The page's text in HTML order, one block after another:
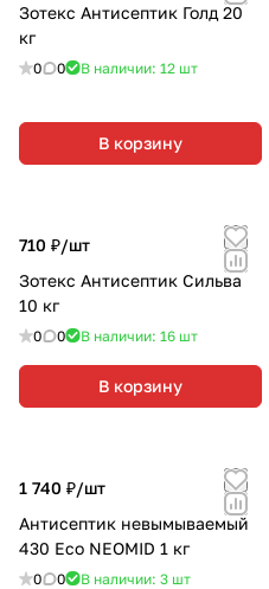
Зотекс Антисептик Голд 20
кг
0 0 В наличии: 12 шт
В корзину
710 ₽/шт
Зотекс Антисептик Сильва
10 кг
0 0 В наличии: 16 шт
В корзину
1 740 ₽/шт
Антисептик невымываемый
430 Eco NEOMID 1 кг
0 0 В наличии: 3 шт